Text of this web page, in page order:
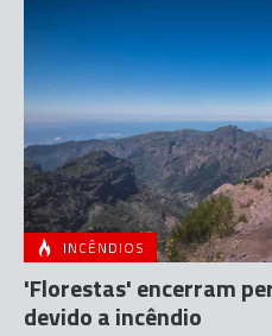
INCÊNDIOS
'Florestas' encerram
devido a incêndio